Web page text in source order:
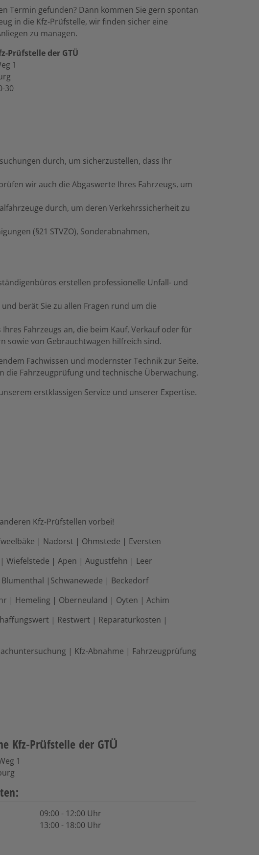
Termin gefunden? Dann kommen Sie gern spontan
in die Kfz-Prüfstelle, wir finden sicher eine
zu managen.
Prüfstelle der GTÜ
1
30
durch, um sicherzustellen, dass Ihr
wir auch die Abgaswerte Ihres Fahrzeugs, um
durch, um deren Verkehrssicherheit zu
(§21 STVZO), Sonderabnahmen,
erstellen professionelle Unfall- und
berät Sie zu allen Fragen rund um die
Fahrzeugs an, die beim Kauf, Verkauf oder für
sowie von Gebrauchtwagen hilfreich sind.
Fachwissen und modernster Technik zur Seite.
die Fahrzeugprüfung und technische Überwachung.
erstklassigen Service und unserer Expertise.
Kfz-Prüfstellen vorbei!
| Nadorst | Ohmstede | Eversten
Wiefelstede | Apen | Augustfehn | Leer
|Schwanewede | Beckedorf
| Hemeling | Oberneuland | Oyten | Achim
| Restwert | Reparaturkosten |
| Kfz-Abnahme | Fahrzeugprüfung
Kfz-Prüfstelle der GTÜ
1
09:00 - 12:00 Uhr
13:00 - 18:00 Uhr